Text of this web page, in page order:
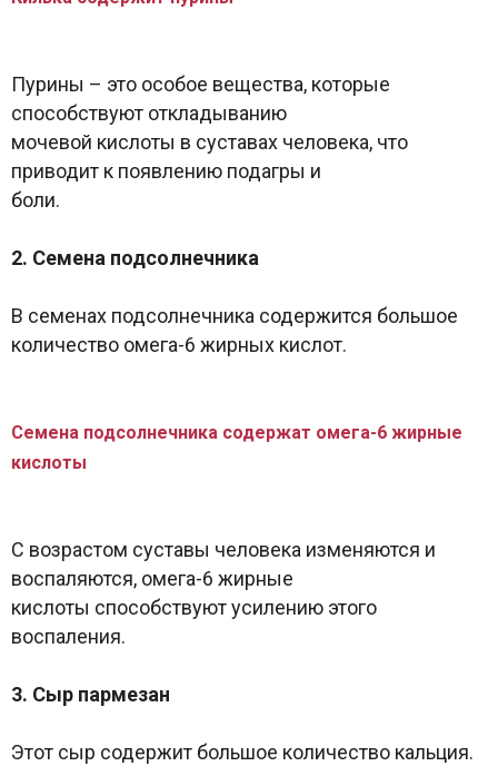
Пурины – это особое вещества, которые
способствуют откладыванию
мочевой кислоты в суставах человека, что
приводит к появлению подагры и
боли.
2. Семена подсолнечника
В семенах подсолнечника содержится большое
количество омега-6 жирных кислот.
Семена подсолнечника содержат омега-6 жирные
кислоты
С возрастом суставы человека изменяются и
воспаляются, омега-6 жирные
кислоты способствуют усилению этого
воспаления.
3. Сыр пармезан
Этот сыр содержит большое количество кальция.